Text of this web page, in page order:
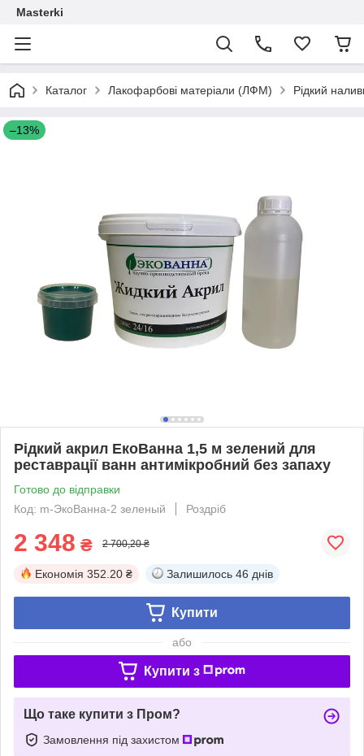
Masterki
Каталог Лакофарбові матеріали (ЛФМ) Рідкий
–13%
Рідкий акрил ЕкоВанна 1,5 м зелений для
реставрації ванн антимікробний без запаху
Готово до відправки
Код: m-ЭкоВанна-2 зеленый
Роздріб
2 348 ₴ 2 700,20 ₴
Економія 352.20 ₴ Залишилось 46 днів
Купити
або
Купити з
Що таке купити з Пром?
Замовлення під захистом